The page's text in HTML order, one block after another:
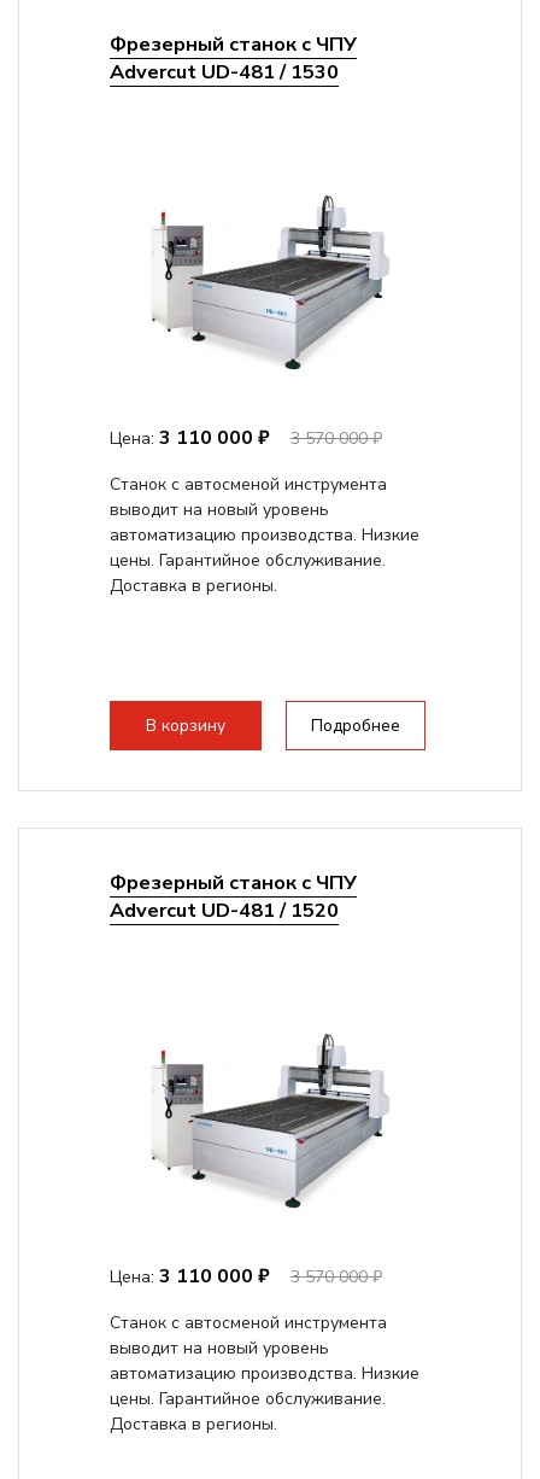
Фрезерный станок с ЧПУ
Advercut UD-481 / 1530
Цена: 3 110 000 ₽
3 570 000 ₽
Станок с автосменой инструмента
выводит на новый уровень
автоматизацию производства. Низкие
цены. Гарантийное обслуживание.
Доставка в регионы.
В корзину Подробнее
Фрезерный станок с ЧПУ
Advercut UD-481 / 1520
Цена: 3 110 000 ₽
3 570 000 ₽
Станок с автосменой инструмента
выводит на новый уровень
автоматизацию производства. Низкие
цены. Гарантийное обслуживание.
Доставка в регионы.